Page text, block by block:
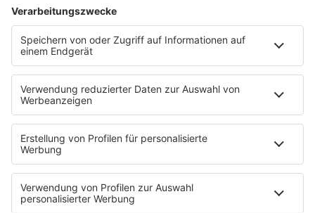
Rockquiz
Videos
PROGRAMM
Sendungen
Moderatoren
Podcasts
Hells Bells
Musikwunsch
AKTIONEN